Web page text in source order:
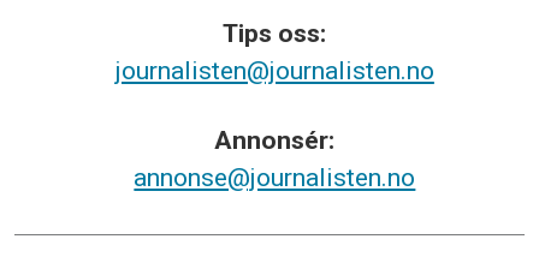
Tips oss:
journalisten@journalisten.no
Annonsér:
annonse@journalisten.no